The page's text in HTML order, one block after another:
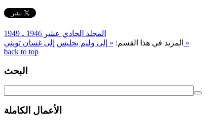
المجلد الحادي عشر 1946 ـ 1949
المزيد في هذا القسم: « إلى وليم بحليس
إلى غسان تويني »
back to top
البحث
الأعمال الكاملة